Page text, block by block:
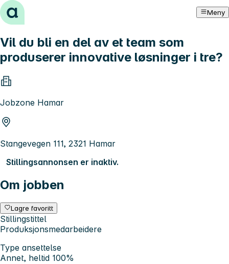
Hopp til innhold Meny
Vil du bli en del av et team som
produserer innovative løsninger i tre?
Jobzone Hamar
Stangevegen 111, 2321 Hamar
Stillingsannonsen er inaktiv.
Om jobben
Lagre favoritt
Stillingstittel
Produksjonsmedarbeidere
Type ansettelse
Annet, heltid 100%